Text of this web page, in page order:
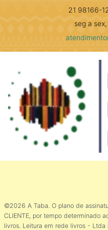
21 98166-
seg a
©2026 A Taba. O plano de
CLIENTE, por tempo determinado
livros. Leitura em rede livros - Ltda